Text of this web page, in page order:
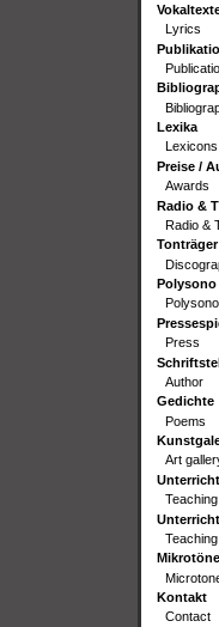
Lyrics
Lexika
Lexicons
Preise /
Awards
Radio &
Radio &
Tonträger
Polysono
Press
Author
Gedichte
Poems
Art
Unterricht
Teaching
Mikrotöne
Kontakt
Contact